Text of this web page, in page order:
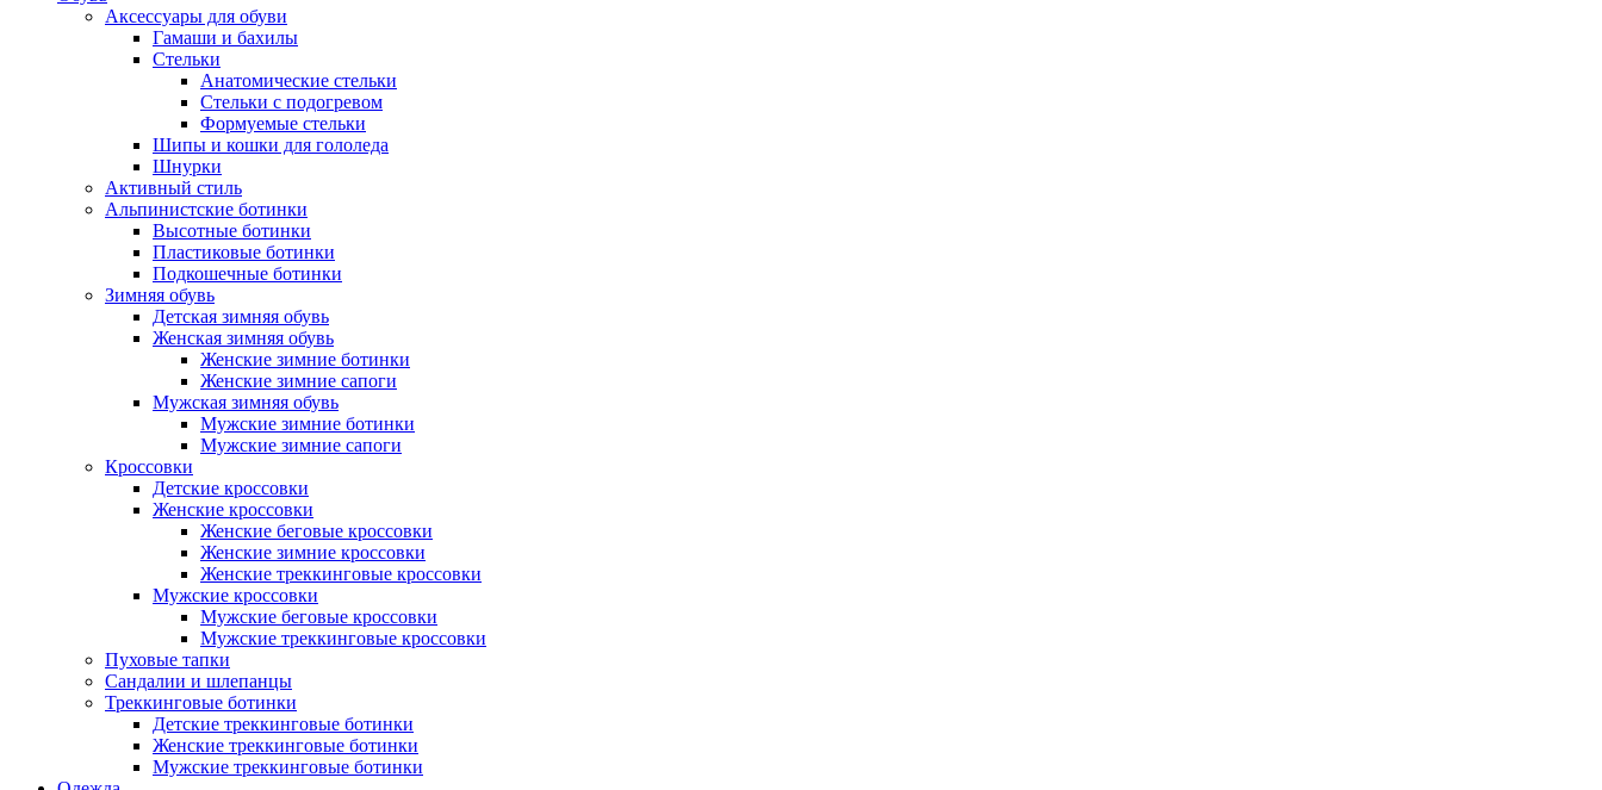
Аксессуары для обуви
Гамаши и бахилы
Стельки
Анатомические стельки
Стельки с подогревом
Формуемые стельки
Шипы и кошки для гололеда
Шнурки
Активный стиль
Альпинистские ботинки
Высотные ботинки
Пластиковые ботинки
Подкошечные ботинки
Зимняя обувь
Детская зимняя обувь
Женская зимняя обувь
Женские зимние ботинки
Женские зимние сапоги
Мужская зимняя обувь
Мужские зимние ботинки
Мужские зимние сапоги
Кроссовки
Детские кроссовки
Женские кроссовки
Женские беговые кроссовки
Женские зимние кроссовки
Женские треккинговые кроссовки
Мужские кроссовки
Мужские беговые кроссовки
Мужские треккинговые кроссовки
Пуховые тапки
Сандалии и шлепанцы
Треккинговые ботинки
Детские треккинговые ботинки
Женские треккинговые ботинки
Мужские треккинговые ботинки